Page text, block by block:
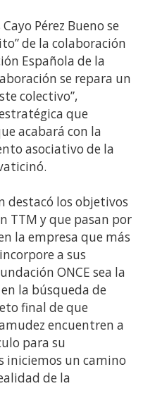
Pérez Bueno se
de la colaboración
Española de la
se repara un
colectivo”,
que
acabará con la
asociativo de la
destacó los objetivos
TTM y que pasan por
la empresa que más
a sus
ONCE sea la
la búsqueda de
final de que
encuentren a
para su
iniciemos un camino
de la